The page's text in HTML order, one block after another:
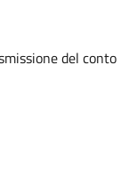
del conto